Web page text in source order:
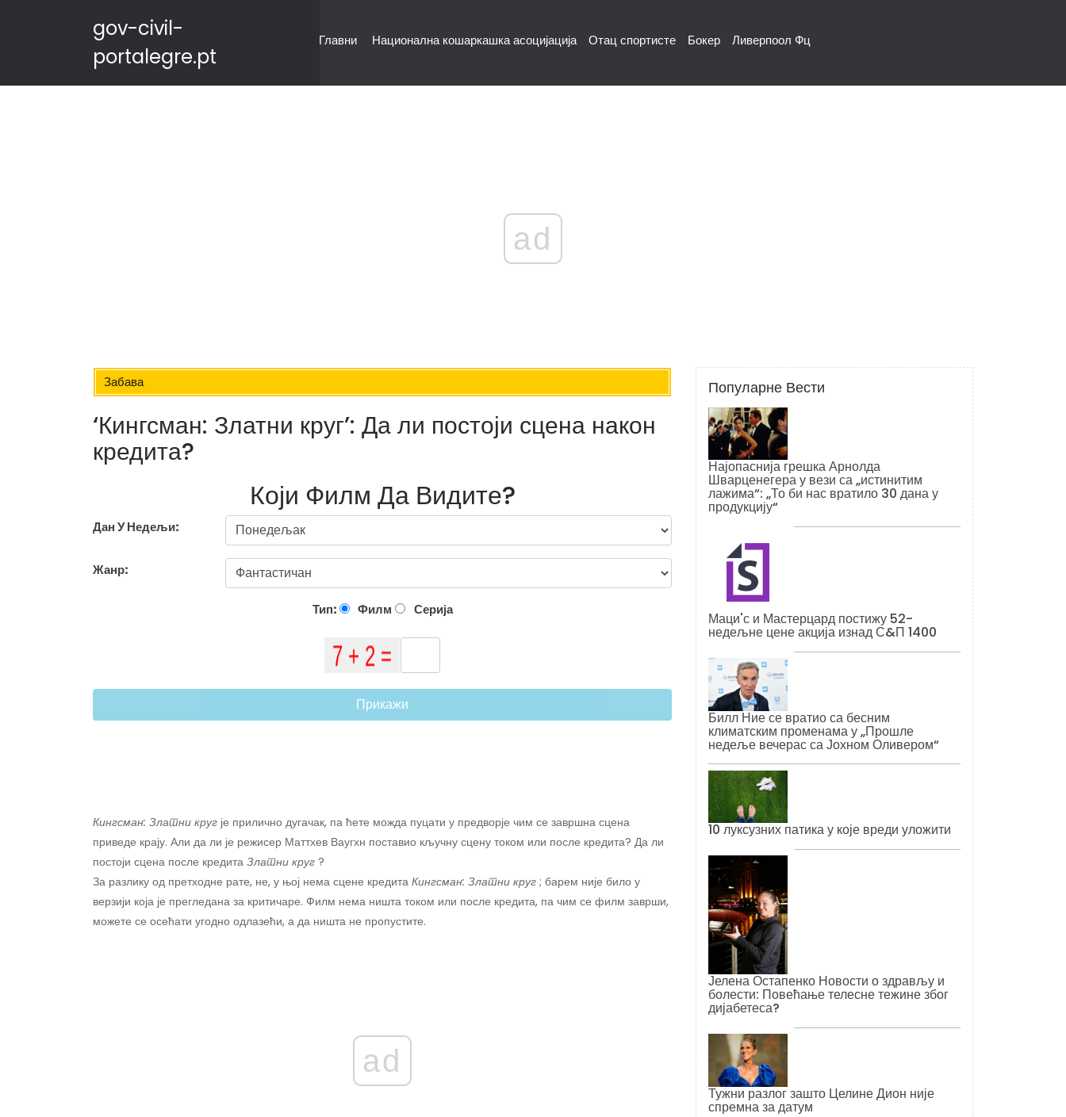
gov-civil-
portalegre.pt
Главни Национална кошаркашка асоцијација Отац спортисте Бокер Ливерпоол Фц
ad
Забава
‘Кингсман: Златни круг’: Да ли постоји сцена након
кредита?
Који Филм Да Видите?
Дан У Недељи:
Жанр:
Тип: Филм Серија
Прикажи
Кингсман: Златни круг је прилично дугачак, па ћете можда пуцати у предворје чим се завршна сцена
приведе крају. Али да ли је режисер Маттхев Ваугхн поставио кључну сцену током или после кредита? Да ли
постоји сцена после кредита Златни круг ?
За разлику од претходне рате, не, у њој нема сцене кредита Кингсман: Златни круг ; барем није било у
верзији која је прегледана за критичаре. Филм нема ништа током или после кредита, па чим се филм заврши,
можете се осећати угодно одлазећи, а да ништа не пропустите.
ad
Популарне Вести
Најопаснија грешка Арнолда
Шварценегера у вези са „истинитим
лажима“: „То би нас вратило 30 дана у
продукцију“
Маци'с и Мастерцард постижу 52-
недељне цене акција изнад С&П 1400
Билл Ние се вратио са бесним
климатским променама у „Прошле
недеље вечерас са Јохном Оливером“
10 луксузних патика у које вреди уложити
Јелена Остапенко Новости о здрављу и
болести: Повећање телесне тежине због
дијабетеса?
Тужни разлог зашто Целине Дион није
спремна за датум